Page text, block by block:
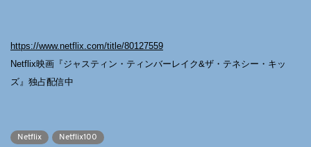
https://www.netflix.com/title/80127559
Netflix映画『ジャスティン・ティンバーレイク&ザ・テネシー・キッ
ズ』独占配信中
Netflix Netflix100